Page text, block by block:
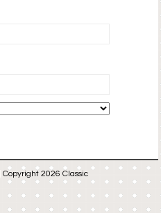
| Copyright 2026 Classic